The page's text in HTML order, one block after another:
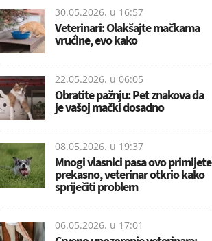
30.05.2026. u 16:57
Veterinari: Olakšajte mačkama
vrućine, evo kako
22.05.2026. u 06:05
Obratite pažnju: Pet znakova da
je vašoj mački dosadno
08.05.2026. u 19:37
Mnogi vlasnici pasa ovo primijete
prekasno, veterinar otkrio kako
spriječiti problem
06.05.2026. u 17:01